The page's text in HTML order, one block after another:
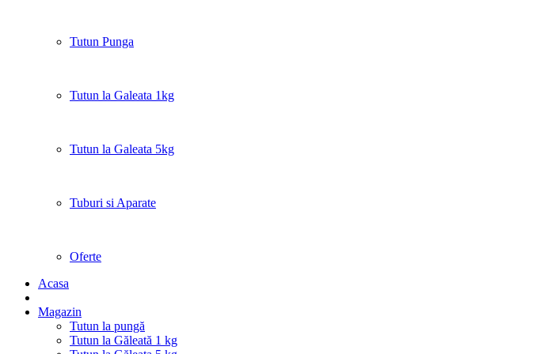
Tutun Punga
Tutun la Galeata 1kg
Tutun la Galeata 5kg
Tuburi si Aparate
Oferte
Acasa
Magazin
Tutun la pungă
Tutun la Găleată 1 kg